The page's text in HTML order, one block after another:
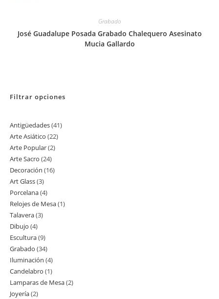
Grabado
José Guadalupe Posada Grabado Chalequero Asesinato
Mucia Gallardo
Filtrar opciones
Antigüedades 4141
Arte Asiático 2222
Arte Popular 22
Arte Sacro 2424
productos
Decoración 1616
Art Glass 33
productos
Porcelana 44
productos
Relojes de Mesa 11
Talavera 33
Dibujo 44
productos
Escultura 99
productos
Grabado 3434
productos
Iluminación 44
productos
Candelabro 11
producto
Lamparas de Mesa 22
Joyería 22